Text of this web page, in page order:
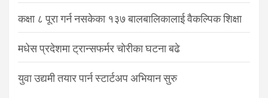
कक्षा ८ पूरा गर्न नसकेका १३७ बालबालिकालाई वैकल्पिक शिक्षा
मधेस प्रदेशमा ट्रान्सफर्मर चोरीका घटना बढे
युवा उद्यमी तयार पार्न स्टार्टअप अभियान सुरु